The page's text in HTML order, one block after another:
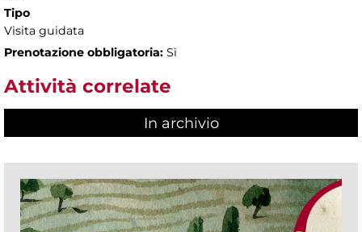
Tipo
Visita guidata
Prenotazione obbligatoria: Sì
Attività correlate
In archivio